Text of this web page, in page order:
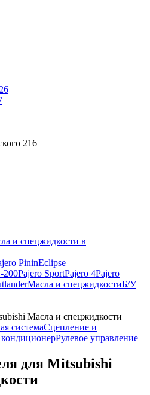
216
и спецжидкости в
PininEclipse
200Pajero SportPajero 4Pajero
Масла и спецжидкостиБ/У
Масла и спецжидкости
системаСцепление и
Рулевое управление
для Mitsubishi